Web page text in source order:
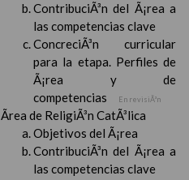
ContribuciÃ³n del Ã¡rea a
las competencias clave
ConcreciÃ³n curricular
para la etapa. Perfiles de
Ã¡rea y de
competencias
En revisiÃ³n
Ãrea de ReligiÃ³n CatÃ³lica
Objetivos del Ã¡rea
ContribuciÃ³n del Ã¡rea a
las competencias clave